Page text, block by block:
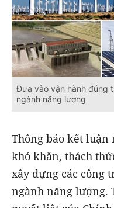
Đưa vào vận hành đúng
ngành năng lượng
Thông báo kết luận
khó khăn, thách
xây dựng các công
ngành năng lượng.